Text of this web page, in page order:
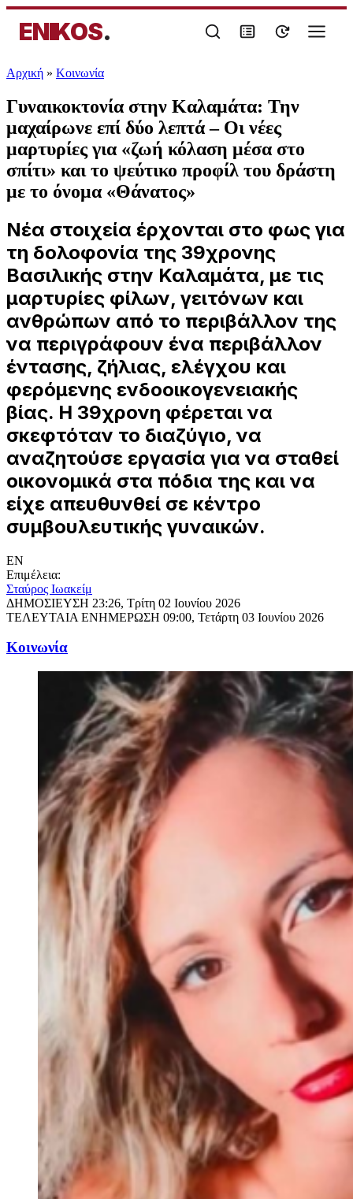
ENIKOS.
Αρχική » Κοινωνία
Γυναικοκτονία στην Καλαμάτα: Την
μαχαίρωνε επί δύο λεπτά – Οι νέες
μαρτυρίες για «ζωή κόλαση μέσα στο
σπίτι» και το ψεύτικο προφίλ του δράστη
με το όνομα «Θάνατος»
Νέα στοιχεία έρχονται στο φως για
τη δολοφονία της 39χρονης
Βασιλικής στην Καλαμάτα, με τις
μαρτυρίες φίλων, γειτόνων και
ανθρώπων από το περιβάλλον της
να περιγράφουν ένα περιβάλλον
έντασης, ζήλιας, ελέγχου και
φερόμενης ενδοοικογενειακής
βίας. Η 39χρονη φέρεται να
σκεφτόταν το διαζύγιο, να
αναζητούσε εργασία για να σταθεί
οικονομικά στα πόδια της και να
είχε απευθυνθεί σε κέντρο
συμβουλευτικής γυναικών.
EN
Επιμέλεια:
Σταύρος Ιωακείμ
ΔΗΜΟΣΙΕΥΣΗ 23:26, Τρίτη 02 Ιουνίου 2026
ΤΕΛΕΥΤΑΙΑ ΕΝΗΜΕΡΩΣΗ 09:00, Τετάρτη 03 Ιουνίου 2026
Κοινωνία